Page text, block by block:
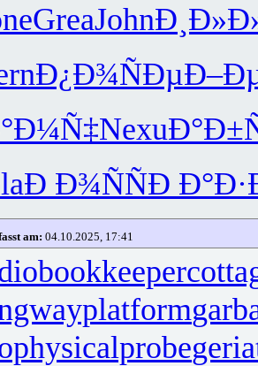
GreaJohn
Ð¿Ð¾ÑÐµ
Nexu
Ð Ð¾ÑÑÐ
am: 04.10.2025, 17:41